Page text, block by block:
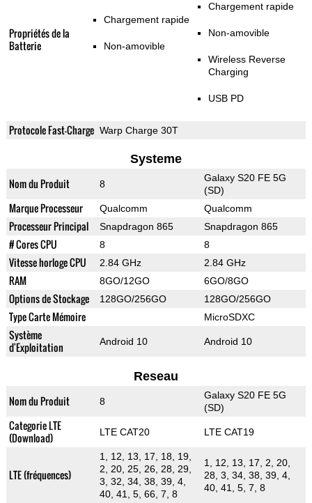
Propriétés de la
Batterie
Chargement rapide
Non-amovible
Chargement rapide
Non-amovible
Wireless Reverse
Charging
USB PD
Protocole Fast-Charge Warp Charge 30T
Systeme
Nom du Produit 8
Galaxy S20 FE 5G
(SD)
Marque Processeur Qualcomm Qualcomm
Processeur Principal Snapdragon 865 Snapdragon 865
# Cores CPU 8 8
Vitesse horloge CPU 2.84 GHz 2.84 GHz
RAM 8GO/12GO 6GO/8GO
Options de Stockage 128GO/256GO 128GO/256GO
Type Carte Mémoire MicroSDXC
Système
d'Exploitation
Android 10 Android 10
Reseau
Nom du Produit 8
Galaxy S20 FE 5G
(SD)
Categorie LTE
(Download)
LTE CAT20 LTE CAT19
LTE (fréquences)
1, 12, 13, 17, 18, 19,
2, 20, 25, 26, 28, 29,
3, 32, 34, 38, 39, 4,
40, 41, 5, 66, 7, 8
1, 12, 13, 17, 2, 20,
28, 3, 34, 38, 39, 4,
40, 41, 5, 7, 8